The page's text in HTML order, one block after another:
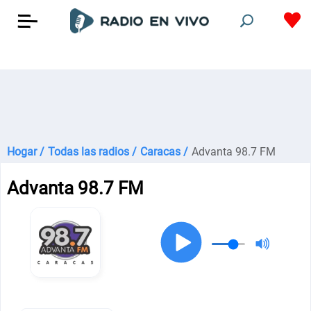
Hogar / Todas las radios / Caracas / Advanta 98.7 FM
Advanta 98.7 FM